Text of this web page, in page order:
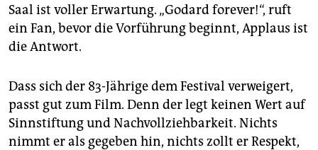
Saal ist voller Erwartung. „Godard forever!“, ruft
ein Fan, bevor die Vorführung beginnt, Applaus ist
die Antwort.
Dass sich der 83-Jährige dem Festival verweigert,
passt gut zum Film. Denn der legt keinen Wert auf
Sinnstiftung und Nachvollziehbarkeit. Nichts
nimmt er als gegeben hin, nichts zollt er Respekt,